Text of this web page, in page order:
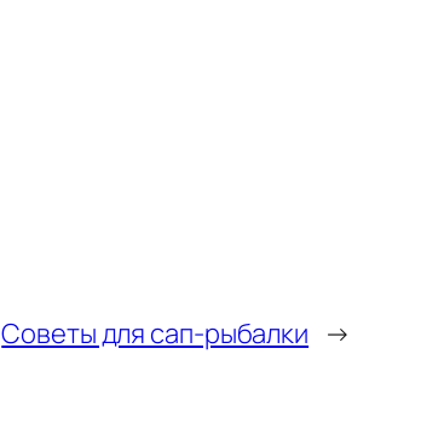
Советы для сап-рыбалки →